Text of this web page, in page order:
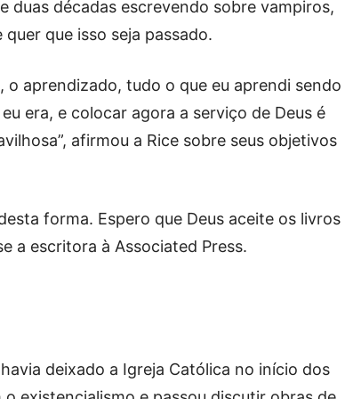
duas décadas escrevendo sobre vampiros,
que isso seja passado.
o aprendizado, tudo o que eu aprendi sendo
era, e colocar agora a serviço de Deus é
afirmou a Rice sobre seus objetivos
forma. Espero que Deus aceite os livros
a escritora à Associated Press.
deixado a Igreja Católica no início dos